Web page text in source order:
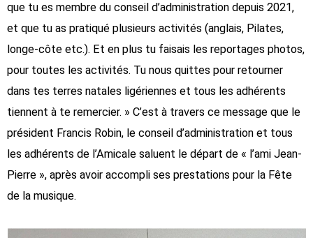
que tu es membre du conseil d’administration depuis 2021,
et que tu as pratiqué plusieurs activités (anglais, Pilates,
longe-côte etc.). Et en plus tu faisais les reportages photos,
pour toutes les activités. Tu nous quittes pour retourner
dans tes terres natales ligériennes et tous les adhérents
tiennent à te remercier. » C’est à travers ce message que le
président Francis Robin, le conseil d’administration et tous
les adhérents de l’Amicale saluent le départ de « l’ami Jean-
Pierre », après avoir accompli ses prestations pour la Fête
de la musique.